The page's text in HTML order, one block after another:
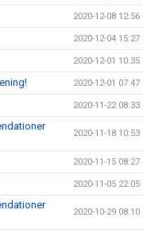
2020-12-08 12:56
2020-12-04 15:27
2020-12-01 10:35
2020-12-01 07:47
2020-11-22 08:33
2020-11-18 10:53
2020-11-15 08:27
2020-11-05 22:05
2020-10-29 08:10